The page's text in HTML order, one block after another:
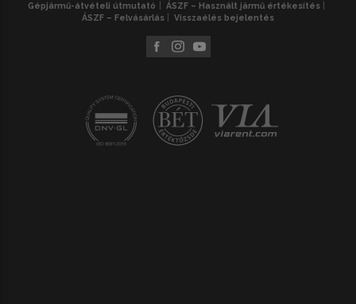
Gépjármű-átvételi útmutató
ÁSZF – Használt jármű értékesítés
ÁSZF – Felvásárlás
Visszaélés bejelentés